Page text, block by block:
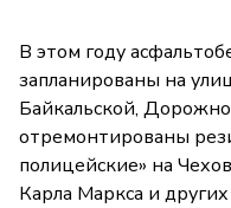
В этом году
запланированы на
Байкальской,
отремонтированы
полицейские» на
Карла Маркса и